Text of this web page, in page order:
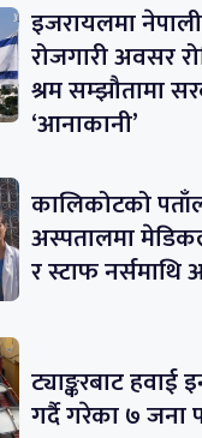
इजरायलमा
रोजगारी अवसर
श्रम सम्झौतामा
‘आनाकानी’
कालिकोटको
अस्पतालमा
र स्टाफ
ट्याङ्करबाट हवाई
गर्दै गरेका ७ जना